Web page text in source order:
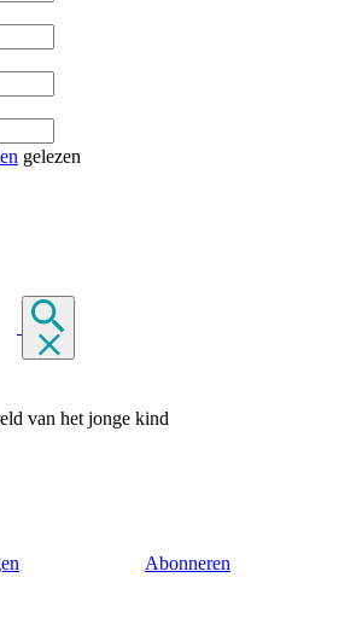
gelezen
van het jonge kind
Abonneren